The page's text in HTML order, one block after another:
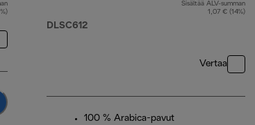
hinta 39,90 €
DLSC612
Sisältää ALV-summan
1,07 € (14%)
Vertaa
100 % Arabica-pavut